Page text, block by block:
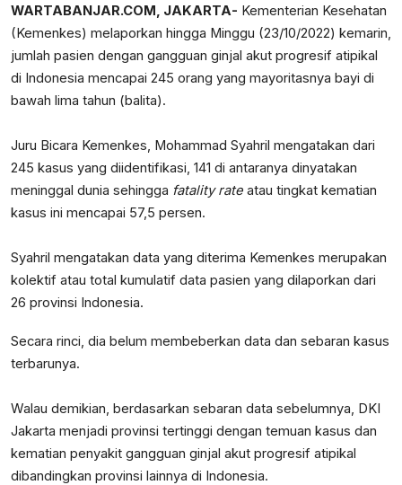
WARTABANJAR.COM, JAKARTA- Kementerian Kesehatan
(Kemenkes) melaporkan hingga Minggu (23/10/2022) kemarin,
jumlah pasien dengan gangguan ginjal akut progresif atipikal
di Indonesia mencapai 245 orang yang mayoritasnya bayi di
bawah lima tahun (balita).
Juru Bicara Kemenkes, Mohammad Syahril mengatakan dari
245 kasus yang diidentifikasi, 141 di antaranya dinyatakan
meninggal dunia sehingga fatality rate atau tingkat kematian
kasus ini mencapai 57,5 persen.
Syahril mengatakan data yang diterima Kemenkes merupakan
kolektif atau total kumulatif data pasien yang dilaporkan dari
26 provinsi Indonesia.
Secara rinci, dia belum membeberkan data dan sebaran kasus
terbarunya.
Walau demikian, berdasarkan sebaran data sebelumnya, DKI
Jakarta menjadi provinsi tertinggi dengan temuan kasus dan
kematian penyakit gangguan ginjal akut progresif atipikal
dibandingkan provinsi lainnya di Indonesia.